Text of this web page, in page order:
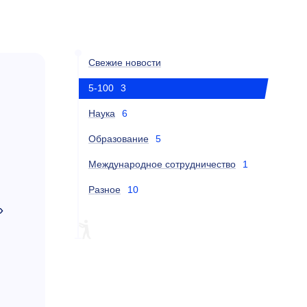
Свежие новости
5-100 3
Наука 6
Образование 5
Международное сотрудничество 1
Разное 10